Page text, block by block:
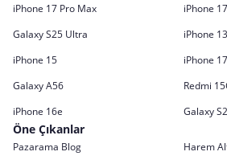
iPhone 17 Pro Max
iPhone
Galaxy S25 Ultra
iPhone 13
iPhone 15
iPhone 17
Galaxy A56
Redmi
iPhone 16e
Galaxy
Öne Çıkanlar
Pazarama Blog
Harem